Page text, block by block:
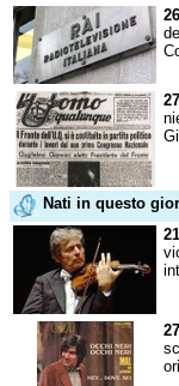
Nati in questo